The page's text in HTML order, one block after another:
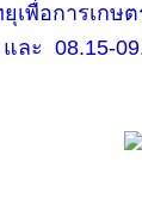
อการเกษต
ะ 08.15-